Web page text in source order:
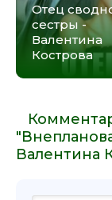
Отец
сестры -
Валентина
Кострова
Валентина